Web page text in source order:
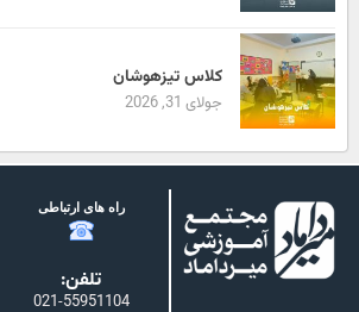
کلاس تیزهوشان
جولای 31, 2026
راه های ارتباطی
تلفن:
021-55951104